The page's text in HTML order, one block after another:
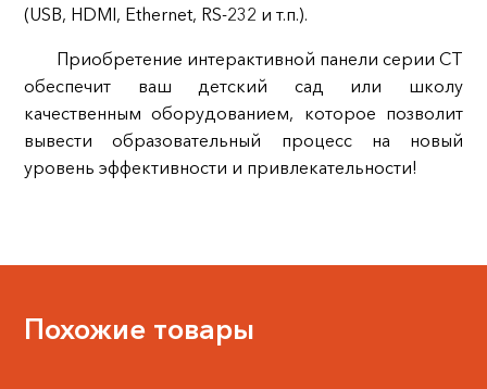
(USB, HDMI, Ethernet, RS-232 и т.п.).
Приобретение интерактивной панели серии CT
обеспечит ваш детский сад или школу
качественным оборудованием, которое позволит
вывести образовательный процесс на новый
уровень эффективности и привлекательности!
Похожие товары